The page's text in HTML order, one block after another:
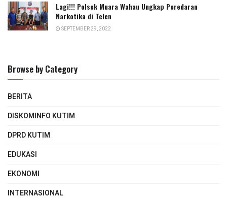
Lagi!!! Polsek Muara Wahau Ungkap Peredaran
Narkotika di Telen
SEPTEMBER 29, 2022
Browse by Category
BERITA
DISKOMINFO KUTIM
DPRD KUTIM
EDUKASI
EKONOMI
INTERNASIONAL